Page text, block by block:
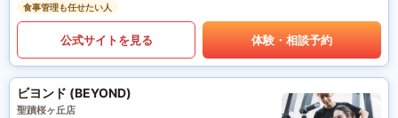
食事管理も任せたい人
公式サイトを見る 体験・相談予約
ビヨンド (BEYOND)
聖蹟桜ヶ丘店